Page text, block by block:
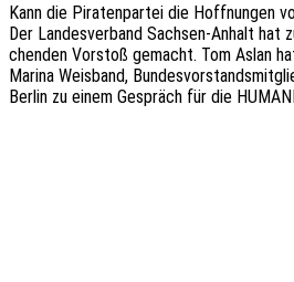
Kann die Pira­ten­par­tei die Hoff­nun­gen
Der Landes­ver­band Sach­sen-Anhalt hat
chen­den Vorstoß gemacht. Tom Aslan
Marina Weis­band,
Berlin zu einem Gespräch für die